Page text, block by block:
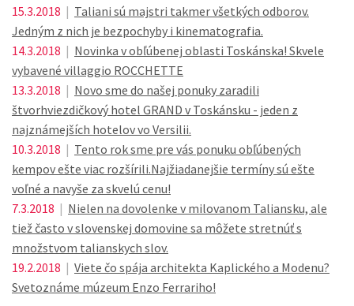
15.3.2018 | Taliani sú majstri takmer všetkých odborov.
Jedným z nich je bezpochyby i kinematografia.
14.3.2018 | Novinka v obľúbenej oblasti Toskánska! Skvele
vybavené villaggio ROCCHETTE
13.3.2018 | Novo sme do našej ponuky zaradili
štvorhviezdičkový hotel GRAND v Toskánsku - jeden z
najznámejších hotelov vo Versilii.
10.3.2018 | Tento rok sme pre vás ponuku obľúbených
kempov ešte viac rozšírili.Najžiadanejšie termíny sú ešte
voľné a navyše za skvelú cenu!
7.3.2018 | Nielen na dovolenke v milovanom Taliansku, ale
tiež často v slovenskej domovine sa môžete stretnúť s
množstvom talianskych slov.
19.2.2018 | Viete čo spája architekta Kaplického a Modenu?
Svetoznáme múzeum Enzo Ferrariho!